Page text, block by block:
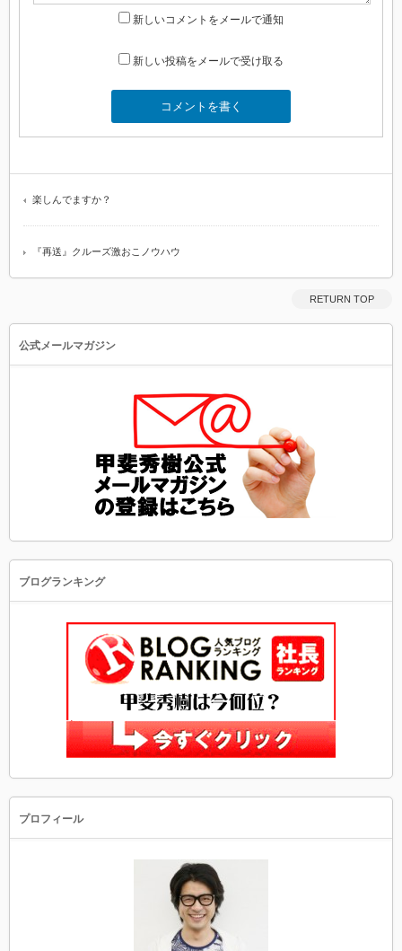
新しいコメントをメールで通知
新しい投稿をメールで受け取る
楽しんでますか？
『再送』クルーズ激おこノウハウ
RETURN TOP
公式メールマガジン
ブログランキング
プロフィール